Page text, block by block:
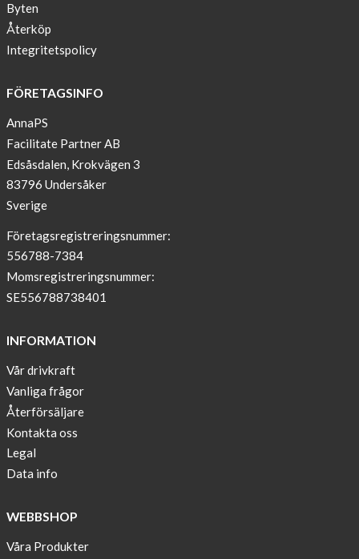
Report
from
congress
in
OFFER
!
–
T-
shirt
pockets
and
sleeves
Anna
Sjöberg
nominated
as
one
of
in
Lyfebulb
Byten
Återköp
Integritetspolicy
FÖRETAGSINFO
AnnaPS
Facilitate Partner AB
Edsåsdalen, Krokvägen 3
83796 Undersåker
Sverige
Företagsregistreringsnummer:
556788-7384
Momsregistreringsnummer:
SE556788738401
INFORMATION
Vår drivkraft
Vanliga frågor
Återförsäljare
Kontakta oss
Legal
Data info
WEBBSHOP
Våra Produkter